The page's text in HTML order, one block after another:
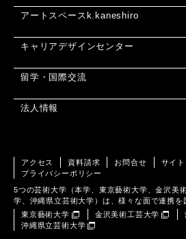
アートスペースk.kaneshiro
キャリアデザインセンター
留学・国際交流
法人情報
アクセス 資料請求 お問合せ
サイ
プライバシーポリシー
5つの芸術大学（本学、東京藝術大学、金沢美
学、沖縄県立芸術大学）は、様々な面で連携を
東京藝術大学
金沢美術工芸大学
沖縄県立芸術大学